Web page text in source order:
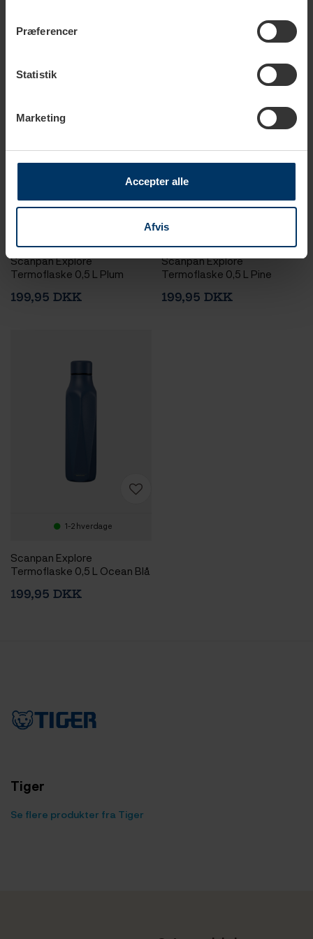
Præferencer
Statistik
Marketing
Accepter alle
Afvis
Scanpan Explore
Termoflaske 0,5 L Plum
199,95 DKK
Scanpan Explore
Termoflaske 0,5 L Pine
199,95 DKK
1-2 hverdage
Scanpan Explore
Termoflaske 0,5 L Ocean Blå
199,95 DKK
Tiger
Se flere produkter fra Tiger